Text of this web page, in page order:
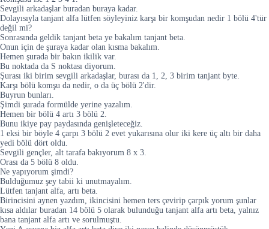
Sevgili arkadaşlar buradan buraya kadar.
Dolayısıyla tanjant alfa lütfen söyleyiniz karşı bir komşudan nedir 1 bölü 4'tür
değil mi?
Sonrasında geldik tanjant beta ye bakalım tanjant beta.
Onun için de şuraya kadar olan kısma bakalım.
Hemen şurada bir bakın ikilik var.
Bu noktada da S noktası diyorum.
Şurası iki birim sevgili arkadaşlar, burası da 1, 2, 3 birim tanjant byte.
Karşı bölü komşu da nedir, o da üç bölü 2'dir.
Buyrun bunları.
Şimdi şurada formülde yerine yazalım.
Hemen bir bölü 4 artı 3 bölü 2.
Bunu ikiye pay paydasında genişleteceğiz.
1 eksi bir böyle 4 çarpı 3 bölü 2 evet yukarısına olur iki kere üç altı bir daha
yedi bölü dört oldu.
Sevgili gençler, alt tarafa bakıyorum 8 x 3.
Orası da 5 bölü 8 oldu.
Ne yapıyorum şimdi?
Bulduğumuz şey tabii ki unutmayalım.
Lütfen tanjant alfa, artı beta.
Birincisini aynen yazdım, ikincisini hemen ters çevirip çarpık yorum şunlar
kısa aldılar buradan 14 bölü 5 olarak bulunduğu tanjant alfa artı beta, yalnız
bana tanjant alfa artı ve sorulmuştu.